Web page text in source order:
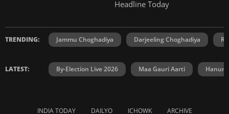
Headline Today
TRENDING: Jammu Choghadiya Darjeeling Choghadiya
LATEST: By-Election Live 2026 Maa Gauri Aarti
INDIA TODAY DAILYO ICHOWK ARCHIVE